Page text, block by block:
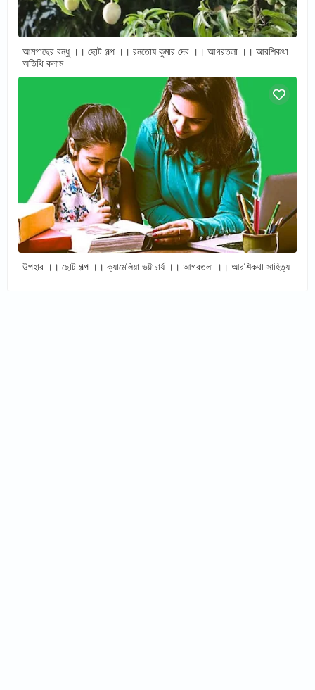
আমগাছের বন্ধু ।। ছোট গল্প ।। রনতোষ কুমার দেব ।। আগরতলা ।। আরশিকথা
অতিথি কলাম
উপহার ।। ছোট গল্প ।। ক্যামেলিয়া ভট্টাচার্য ।। আগরতলা ।। আরশিকথা সাহিত্য